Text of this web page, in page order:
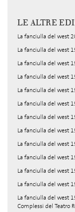
LE ALTRE
La fanciulla del west
La fanciulla del west
La fanciulla del west
La fanciulla del west
La fanciulla del west
La fanciulla del west
La fanciulla del west
La fanciulla del west
La fanciulla del west
La fanciulla del west
La fanciulla del west
La fanciulla del west
La fanciulla del west
Complessi del Teatro